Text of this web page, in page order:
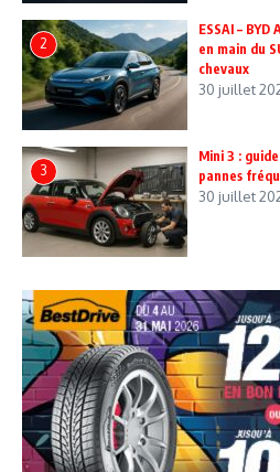
2
ESSAI –
en main du
chevaux
30 juillet
3
Mini 3 :
pannes
30 juillet